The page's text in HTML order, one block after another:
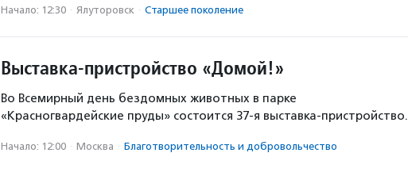
Начало: 12:30 · Ялуторовск · Старшее поколение
Выставка-пристройство «Домой!»
Во Всемирный день бездомных животных в парке
«Красногвардейские пруды» состоится 37-я выставка-пристройство.
Начало: 12:00 · Москва · Благотвори­тель­ность и доброволь­чест­во